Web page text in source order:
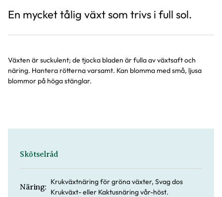
En mycket tålig växt som trivs i full sol.
Växten är suckulent; de tjocka bladen är fulla av växtsaft och
näring. Hantera rötterna varsamt. Kan blomma med små, ljusa
blommor på höga stänglar.
Skötselråd
Näring:
Krukväxtnäring för gröna växter, Svag dos
Krukväxt- eller Kaktusnäring vår-höst.